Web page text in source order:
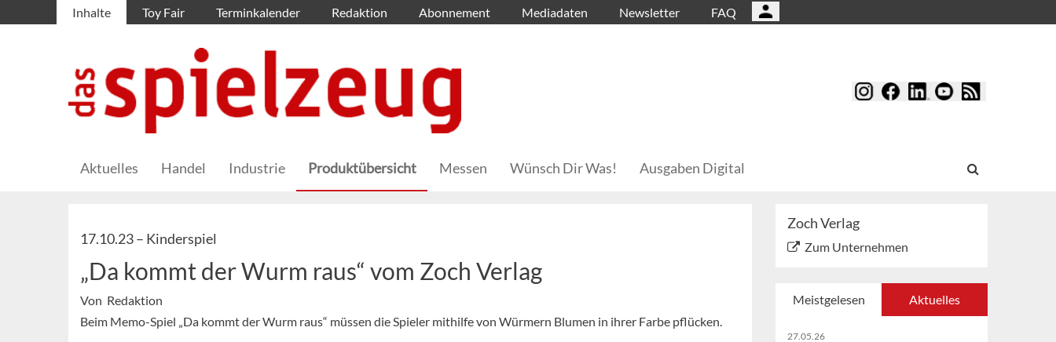
Inhalte Toy Fair Terminkalender Redaktion Abonnement Mediadaten Newsletter FAQ
Aktuelles Handel Industrie Produktübersicht Messen Wünsch Dir Was! Ausgaben Digital
17.10.23 – Kinderspiel
„Da kommt der Wurm raus“ vom Zoch Verlag
Von Redaktion
Beim Memo-Spiel „Da kommt der Wurm raus“ müssen die Spieler mithilfe von Würmern Blumen in ihrer Farbe pflücken.
Zoch Verlag
Zum Unternehmen
Meistgelesen Aktuelles
27.05.26